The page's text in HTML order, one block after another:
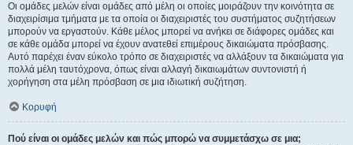
Οι ομάδες μελών είναι ομάδες από μέλη οι οποίες μοιράζουν την κοινότητα σε
διαχειρίσιμα τμήματα με τα οποία οι διαχειριστές του συστήματος συζητήσεων
μπορούν να εργαστούν. Κάθε μέλος μπορεί να ανήκει σε διάφορες ομάδες και
σε κάθε ομάδα μπορεί να έχουν ανατεθεί επιμέρους δικαιώματα πρόσβασης.
Αυτό παρέχει έναν εύκολο τρόπο σε διαχειριστές να αλλάξουν τα δικαιώματα για
πολλά μέλη ταυτόχρονα, όπως είναι αλλαγή δικαιωμάτων συντονιστή ή
χορήγηση στα μέλη πρόσβαση σε μια ιδιωτική συζήτηση.
Κορυφή
Πού είναι οι ομάδες μελών και πώς μπορώ να συμμετάσχω σε μια;